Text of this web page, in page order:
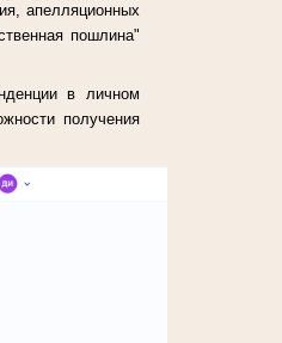
апелляционных
пошлина"
в личном
получения